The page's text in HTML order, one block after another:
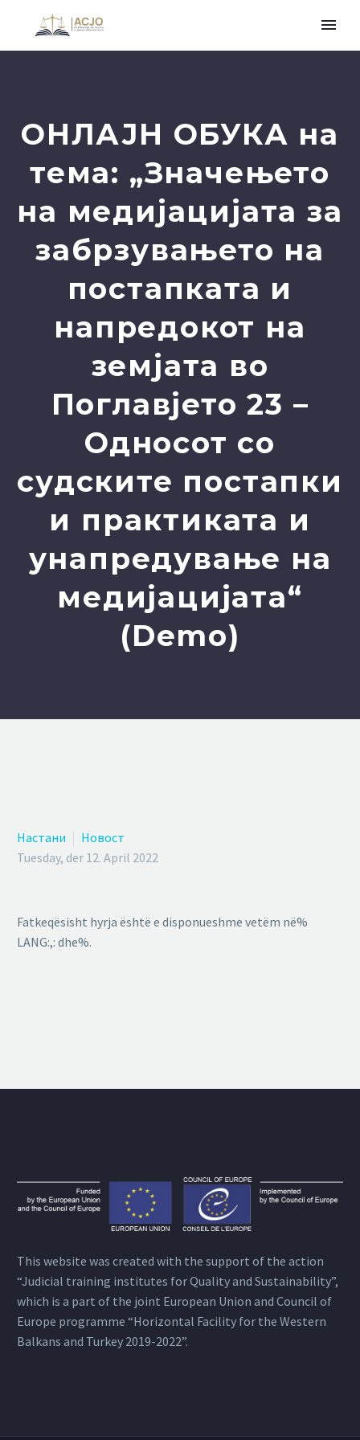
ОНЛАЈН ОБУКА на
тема: „Значењето
на медијацијата за
забрзувањето на
постапката и
напредокот на
земјата во
Поглавјето 23 –
Односот со
судските постапки
и практиката и
унапредување на
медијацијата“
(Demo)
Настани
Новост
Tuesday, der 12. April 2022
Fatkeqësisht hyrja është e disponueshme vetëm në%
LANG:,: dhe%.
This website was created with the support of the action
“Judicial training institutes for Quality and Sustainability”,
which is a part of the joint European Union and Council of
Europe programme “Horizontal Facility for the Western
Balkans and Turkey 2019-2022”.